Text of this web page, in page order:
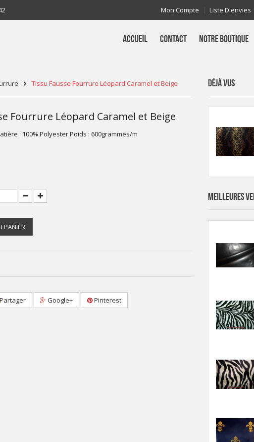
Mon Compte Liste D'envies
ACCUEIL CONTACT NOTRE BOUTIQUE
Tissu Fausse Fourrure Léopard Caramel et Beige
Fourrure Léopard Caramel et Beige
: 100% Polyester Poids : 600grammes/m
PANIER
Google+ Pinterest
DÉJÀ VUS
MEILLEURES